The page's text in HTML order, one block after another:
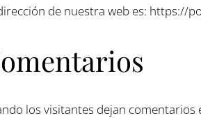
de nuestra web es: https://
los visitantes dejan